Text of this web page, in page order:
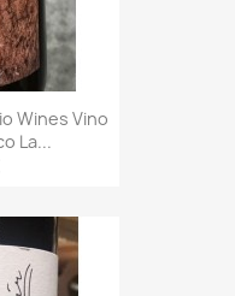
Wines Vino
La...